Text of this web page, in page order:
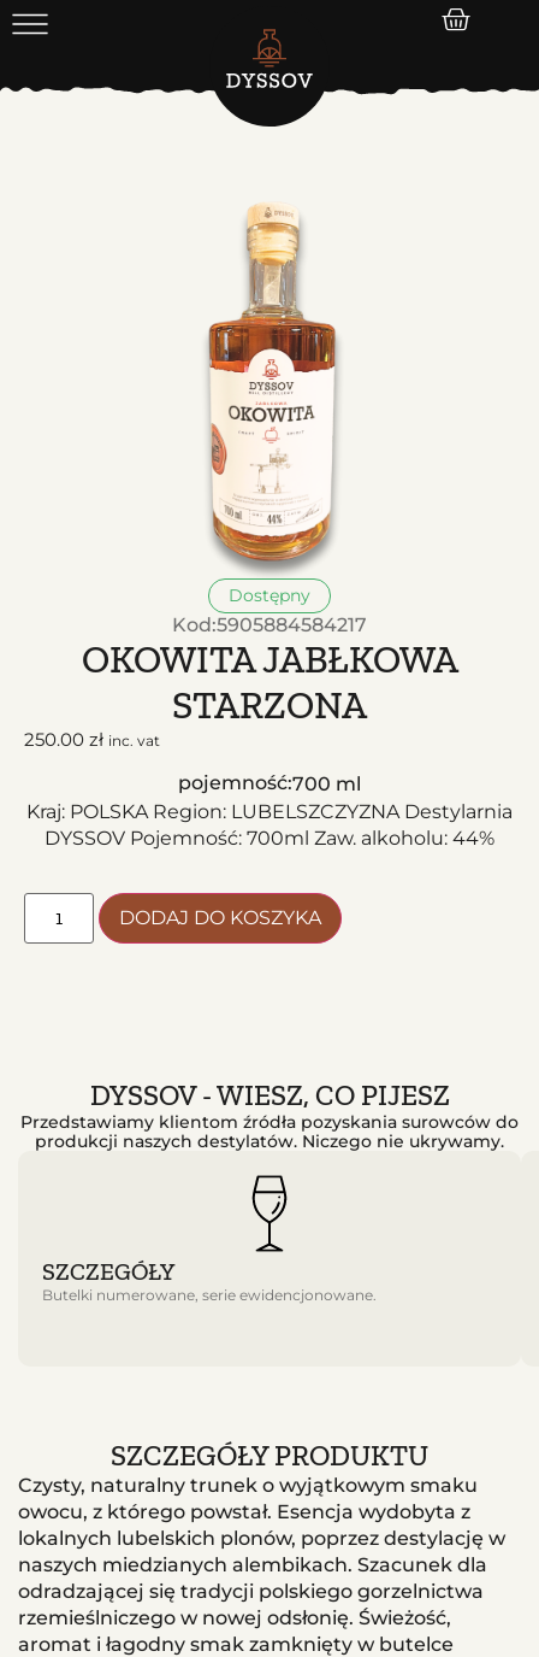
Dostępny
Kod:5905884584217
OKOWITA JABŁKOWA
STARZONA
250.00 zł inc. vat
pojemność:700 ml
Kraj: POLSKA Region: LUBELSZCZYZNA Destylarnia
DYSSOV Pojemność: 700ml Zaw. alkoholu: 44%
DODAJ DO KOSZYKA
DYSSOV - WIESZ, CO PIJESZ
Przedstawiamy klientom źródła pozyskania surowców do
produkcji naszych destylatów. Niczego nie ukrywamy.
SZCZEGÓŁY
Butelki numerowane, serie ewidencjonowane.
SZCZEGÓŁY PRODUKTU
Czysty, naturalny trunek o wyjątkowym smaku
owocu, z którego powstał. Esencja wydobyta z
lokalnych lubelskich plonów, poprzez destylację w
naszych miedzianych alembikach. Szacunek dla
odradzającej się tradycji polskiego gorzelnictwa
rzemieślniczego w nowej odsłonię. Świeżość,
aromat i łagodny smak zamknięty w butelce